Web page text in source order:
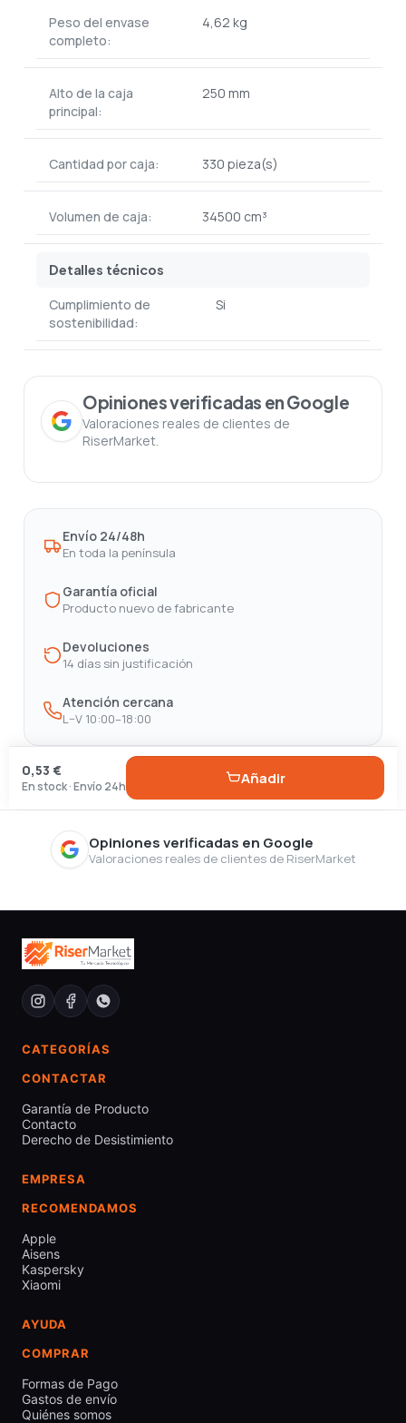
Peso del envase
completo:
4,62 kg
Alto de la caja
principal:
250 mm
Cantidad por caja: 330 pieza(s)
Volumen de caja: 34500 cm³
Detalles técnicos
Cumplimiento de
sostenibilidad:
Si
Opiniones verificadas en Google
Valoraciones reales de clientes de
RiserMarket.
Envío 24/48h
En toda la península
Garantía oficial
Producto nuevo de fabricante
Devoluciones
14 días sin justificación
Atención cercana
L–V 10:00–18:00
0,53 €
En stock · Envío 24h Añadir
Opiniones verificadas en Google
Valoraciones reales de clientes de RiserMarket
CATEGORÍAS
CONTACTAR
Garantía de Producto
Contacto
Derecho de Desistimiento
EMPRESA
RECOMENDAMOS
Apple
Aisens
Kaspersky
Xiaomi
AYUDA
COMPRAR
Formas de Pago
Gastos de envío
Quiénes somos